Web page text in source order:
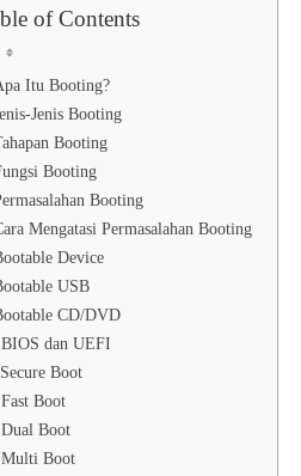
of Contents
Itu Booting?
Jenis Booting
Booting
Booting
Booting
Mengatasi Permasalahan Booting
Device
USB
CD/DVD
BIOS dan UEFI
Secure Boot
Fast Boot
Dual Boot
Multi Boot